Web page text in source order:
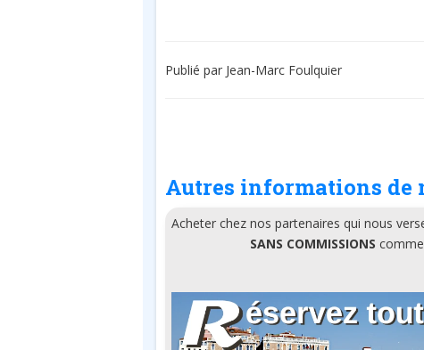
Publié par Jean-Marc Foulquier
Autres informations de
Acheter chez nos partenaires qui nous
SANS COMMISSIONS